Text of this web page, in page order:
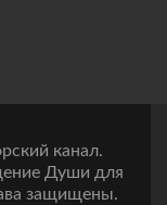
канал.
Души для
защищены.